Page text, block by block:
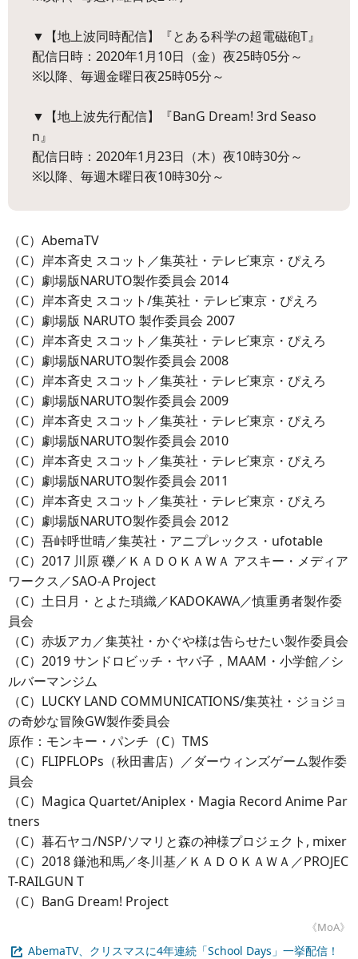
▼【地上波同時配信】『とある科学の超電磁砲T』
配信日時：2020年1月10日（金）夜25時05分～
※以降、毎週金曜日夜25時05分～
▼【地上波先行配信】『BanG Dream! 3rd Seaso
n』
配信日時：2020年1月23日（木）夜10時30分～
※以降、毎週木曜日夜10時30分～
（C）AbemaTV
（C）岸本斉史 スコット／集英社・テレビ東京・ぴえろ
（C）劇場版NARUTO製作委員会 2014
（C）岸本斉史 スコット/集英社・テレビ東京・ぴえろ
（C）劇場版 NARUTO 製作委員会 2007
（C）岸本斉史 スコット／集英社・テレビ東京・ぴえろ
（C）劇場版NARUTO製作委員会 2008
（C）岸本斉史 スコット／集英社・テレビ東京・ぴえろ
（C）劇場版NARUTO製作委員会 2009
（C）岸本斉史 スコット／集英社・テレビ東京・ぴえろ
（C）劇場版NARUTO製作委員会 2010
（C）岸本斉史 スコット／集英社・テレビ東京・ぴえろ
（C）劇場版NARUTO製作委員会 2011
（C）岸本斉史 スコット／集英社・テレビ東京・ぴえろ
（C）劇場版NARUTO製作委員会 2012
（C）吾峠呼世晴／集英社・アニプレックス・ufotable
（C）2017 川原 礫／ＫＡＤＯＫＡＷＡ アスキー・メディア
ワークス／SAO-A Project
（C）土日月・とよた瑣織／KADOKAWA／慎重勇者製作委
員会
（C）赤坂アカ／集英社・かぐや様は告らせたい製作委員会
（C）2019 サンドロビッチ・ヤバ子，MAAM・小学館／シ
ルバーマンジム
（C）LUCKY LAND COMMUNICATIONS/集英社・ジョジョ
の奇妙な冒険GW製作委員会
原作：モンキー・パンチ（C）TMS
（C）FLIPFLOPs（秋田書店）／ダーウィンズゲーム製作委
員会
（C）Magica Quartet/Aniplex・Magia Record Anime Par
tners
（C）暮石ヤコ/NSP/ソマリと森の神様プロジェクト, mixer
（C）2018 鎌池和馬／冬川基／ＫＡＤＯＫＡＷＡ／PROJEC
T-RAILGUN T
（C）BanG Dream! Project
《MoA》
AbemaTV、クリスマスに4年連続「School Days」一挙配信！